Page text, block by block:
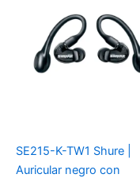
SE215-K-TW1 Shure |
Auricular negro con